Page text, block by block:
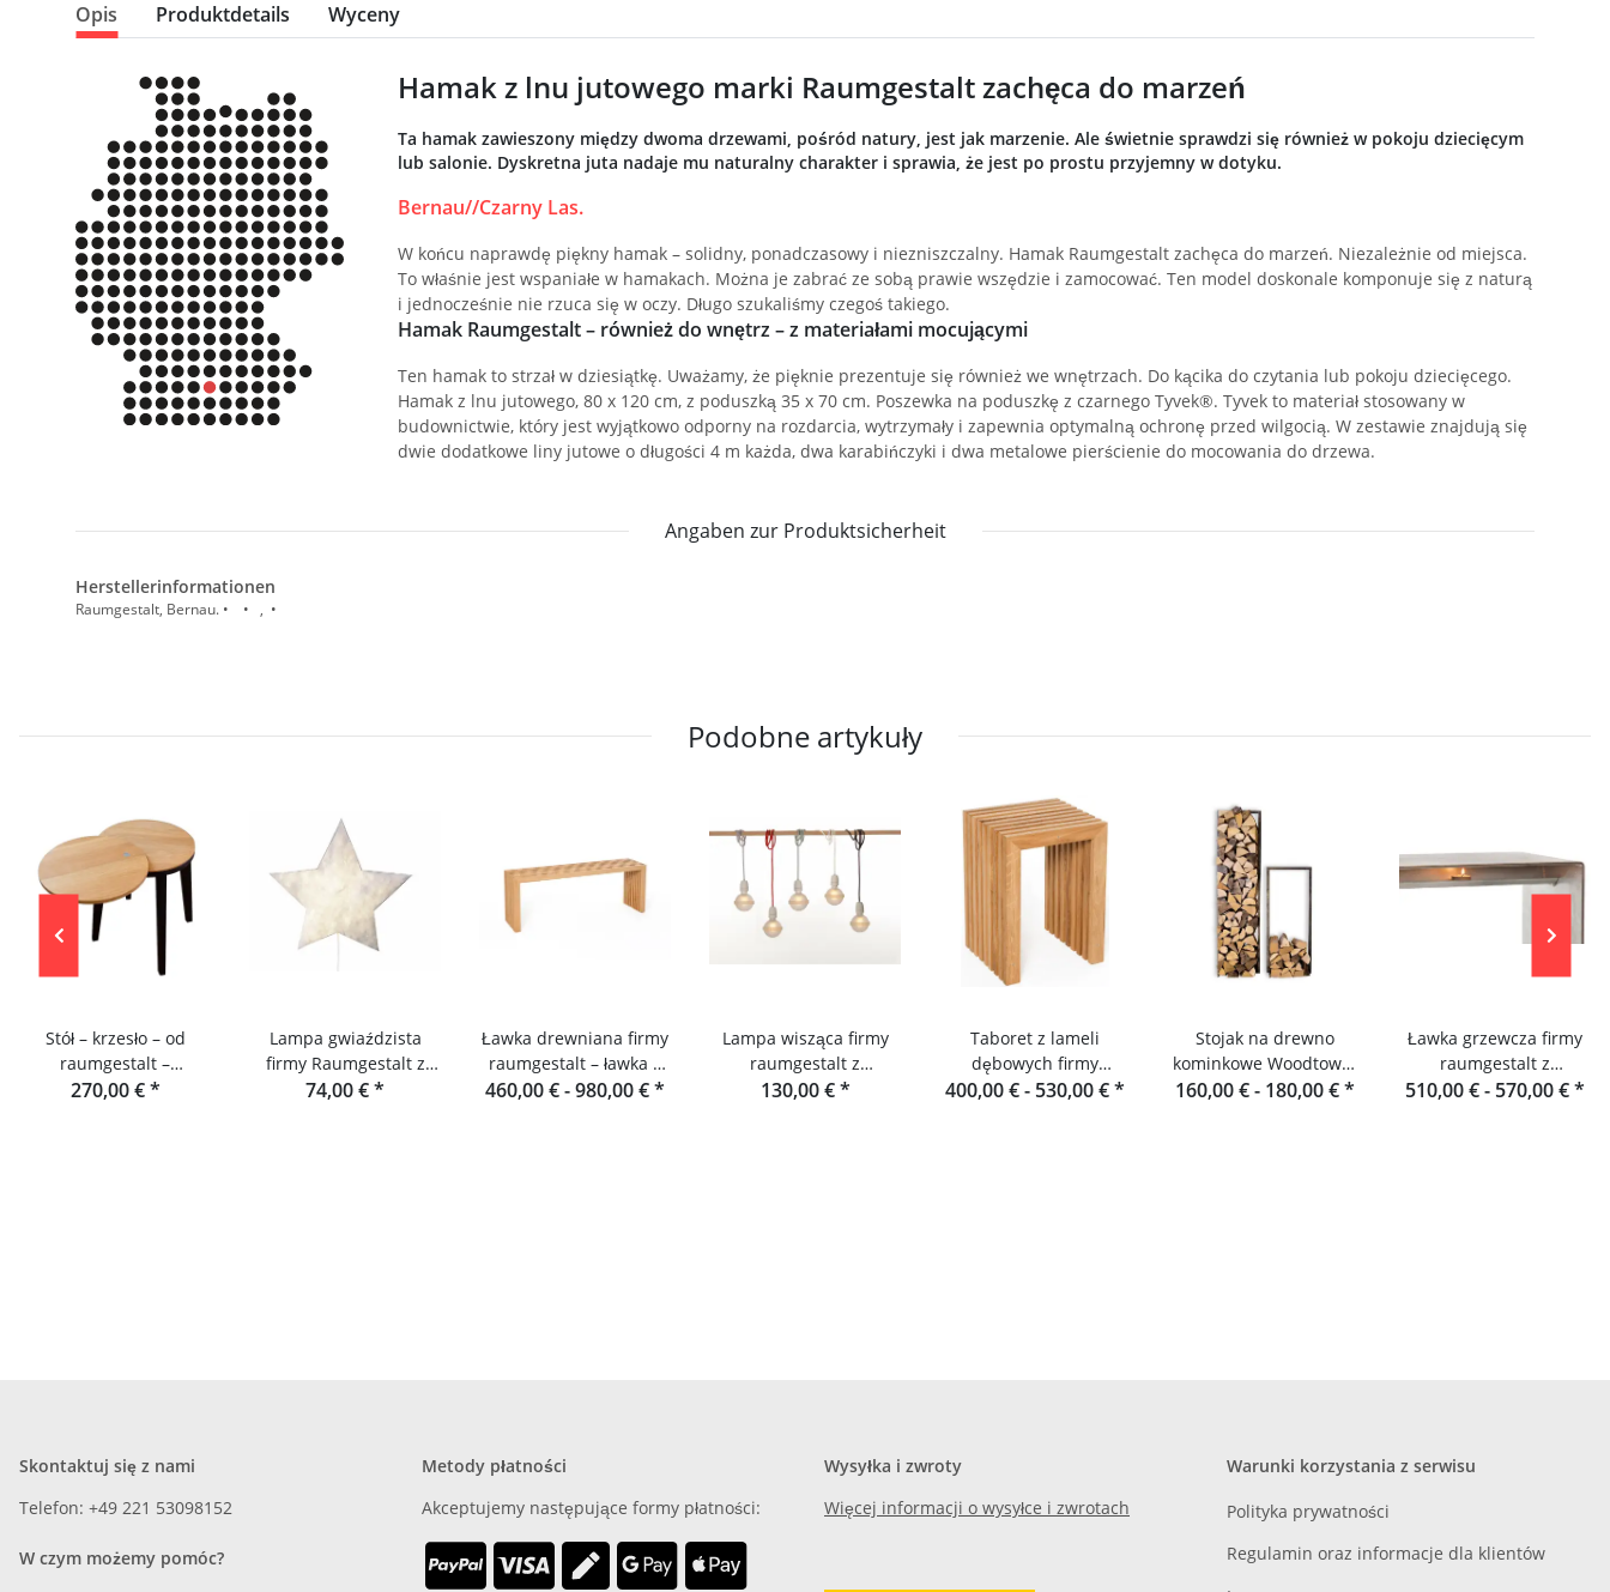
Opis Produktdetails Wyceny
Hamak z lnu jutowego marki Raumgestalt zachęca do marzeń
Ta hamak zawieszony między dwoma drzewami, pośród natury, jest jak marzenie. Ale świetnie sprawdzi się również w pokoju dziecięcym
lub salonie. Dyskretna juta nadaje mu naturalny charakter i sprawia, że jest po prostu przyjemny w dotyku.
Bernau//Czarny Las.
W końcu naprawdę piękny hamak – solidny, ponadczasowy i niezniszczalny. Hamak Raumgestalt zachęca do marzeń. Niezależnie od miejsca.
To właśnie jest wspaniałe w hamakach. Można je zabrać ze sobą prawie wszędzie i zamocować. Ten model doskonale komponuje się z naturą
i jednocześnie nie rzuca się w oczy. Długo szukaliśmy czegoś takiego.
Hamak Raumgestalt – również do wnętrz – z materiałami mocującymi
Ten hamak to strzał w dziesiątkę. Uważamy, że pięknie prezentuje się również we wnętrzach. Do kącika do czytania lub pokoju dziecięcego.
Hamak z lnu jutowego, 80 x 120 cm, z poduszką 35 x 70 cm. Poszewka na poduszkę z czarnego Tyvek®. Tyvek to materiał stosowany w
budownictwie, który jest wyjątkowo odporny na rozdarcia, wytrzymały i zapewnia optymalną ochronę przed wilgocią. W zestawie znajdują się
dwie dodatkowe liny jutowe o długości 4 m każda, dwa karabińczyki i dwa metalowe pierścienie do mocowania do drzewa.
Angaben zur Produktsicherheit
Herstellerinformationen
Raumgestalt, Bernau. • • , •
Podobne artykuły
Stół – krzesło – od
raumgestalt –
rozkładana półka i
270,00 €*
Lampa gwiaździsta
firmy Raumgestalt z
Schwarzwaldu
74,00 €*
Ławka drewniana firmy
raumgestalt – ławka z
lameli dębowych
460,00 € -980,00 €*
Lampa wisząca firmy
raumgestalt z
przewodem tekstylnym
130,00 €*
Taboret z lameli
dębowych firmy
raumgestalt z
400,00 € - 530,00 €*
Stojak na drewno
kominkowe Woodtower
firmy Raumgestalt
160,00 € - 180,00 €*
Ławka grzewcza firmy
raumgestalt z
Schwarzwaldu
510,00 € - 570,00 €*
Skontaktuj się z nami
Telefon: +49 221 53098152
W czym możemy pomóc?
Metody płatności
Akceptujemy następujące formy płatności:
Wysyłka i zwroty
Więcej informacji o wysyłce i zwrotach
Warunki korzystania z serwisu
Polityka prywatności
Regulamin oraz informacje dla klientów